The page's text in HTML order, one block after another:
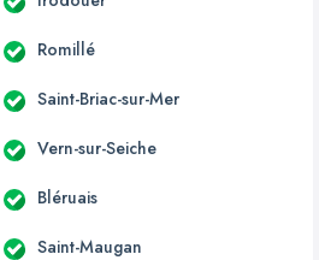
Romillé
Saint-Briac-sur-Mer
Vern-sur-Seiche
Bléruais
Saint-Maugan